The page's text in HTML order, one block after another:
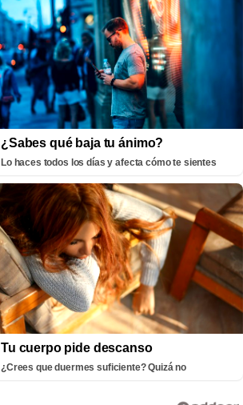
¿Sabes qué baja tu ánimo?
Lo haces todos los días y afecta cómo te sientes
Tu cuerpo pide descanso
¿Crees que duermes suficiente? Quizá no